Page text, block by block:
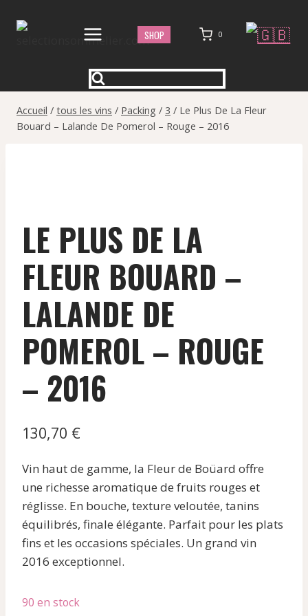
SHOP 0
Accueil / tous les vins / Packing / 3 / Le Plus De La Fleur
Bouard – Lalande De Pomerol – Rouge – 2016
LE PLUS DE LA
FLEUR BOUARD –
LALANDE DE
POMEROL – ROUGE
– 2016
130,70 €
Vin haut de gamme, la Fleur de Boüard offre
une richesse aromatique de fruits rouges et
réglisse. En bouche, texture veloutée, tanins
équilibrés, finale élégante. Parfait pour les plats
fins et les occasions spéciales. Un grand vin
2016 exceptionnel.
90 en stock